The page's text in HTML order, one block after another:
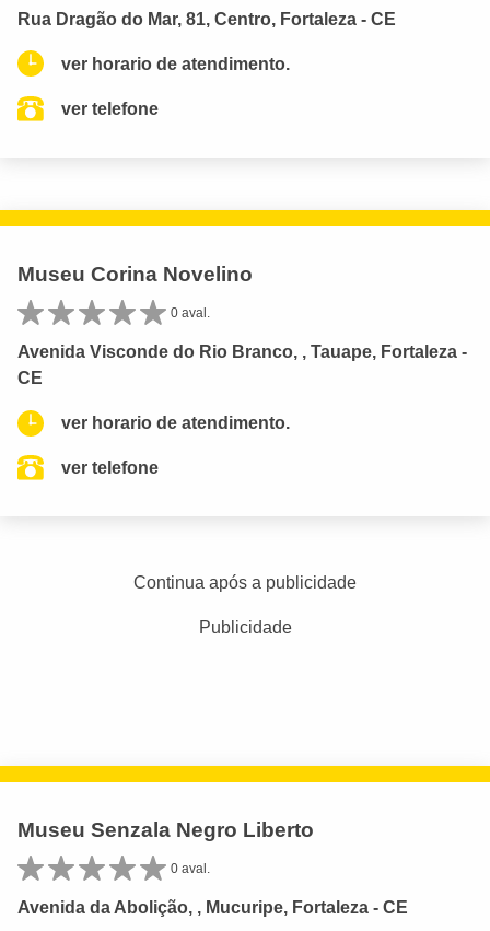
Rua Dragão do Mar, 81, Centro, Fortaleza - CE
ver horario de atendimento.
ver telefone
Museu Corina Novelino
0 aval.
Avenida Visconde do Rio Branco, , Tauape, Fortaleza -
CE
ver horario de atendimento.
ver telefone
Continua após a publicidade
Publicidade
Museu Senzala Negro Liberto
0 aval.
Avenida da Abolição, , Mucuripe, Fortaleza - CE